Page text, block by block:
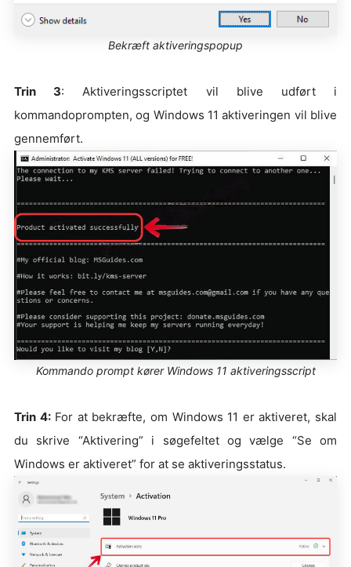
Bekræft aktiveringspopup
Trin 3: Aktiveringsscriptet vil blive udført i
kommandoprompten, og Windows 11 aktiveringen vil blive
gennemført.
Kommando prompt kører Windows 11 aktiveringsscript
Trin 4:For at bekræfte, om Windows 11 er aktiveret, skal
du skrive “Aktivering” i søgefeltet og vælge “Se om
Windows er aktiveret” for at se aktiveringsstatus.